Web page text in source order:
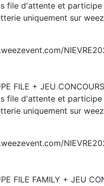
file d'attente et
uniquement sur
FILE + JEU
file d'attente et
uniquement sur
FILE FAMILY + JEU